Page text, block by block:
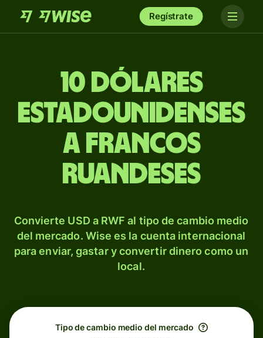
Regístrate
10 dólares
estadounidenses
a francos
ruandeses
Convierte USD a RWF al tipo de cambio medio
del mercado. Wise es la cuenta internacional
para enviar, gastar y convertir dinero como un
local.
Tipo de cambio medio del mercado